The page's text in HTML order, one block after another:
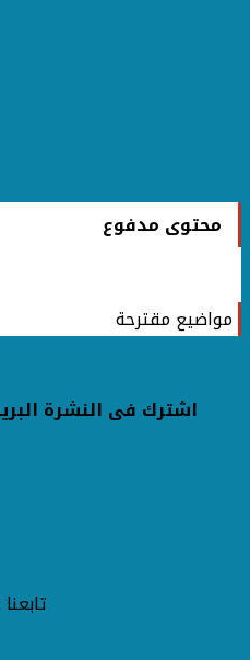
محتوى مدفوع
مواضيع مقترحة
اشترك فى النشرة